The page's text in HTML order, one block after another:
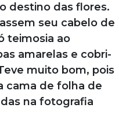
destino das flores.
seu cabelo de
teimosia ao
amarelas e cobri-
muito bom, pois
cama de folha de
na fotografia